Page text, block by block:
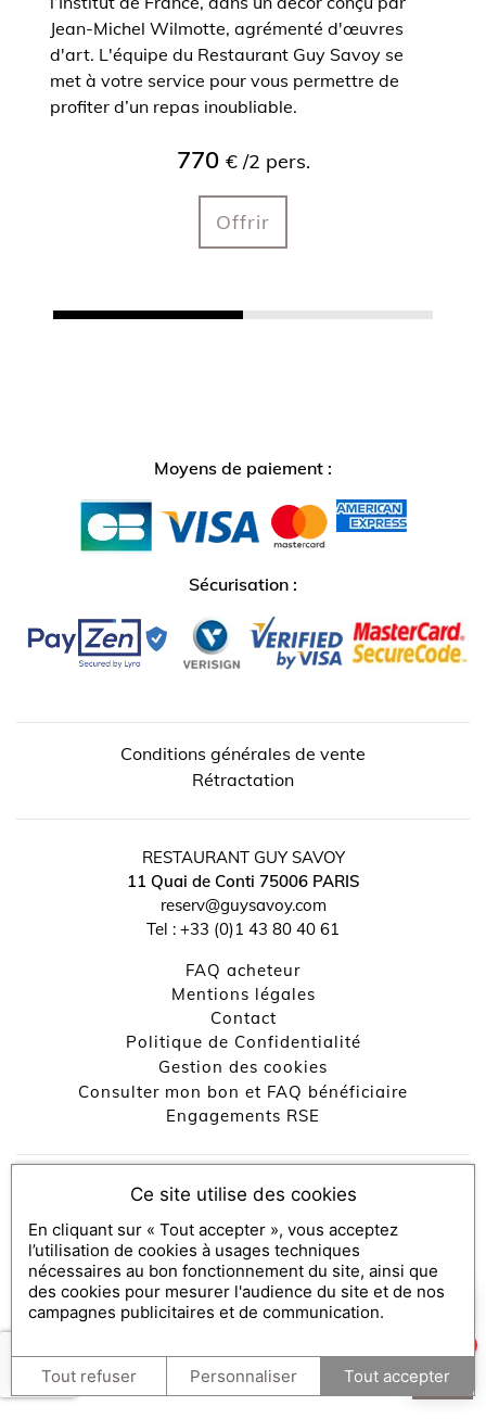
Jean-Michel Wilmotte, agrémenté d'œuvres
d'art. L'équipe du Restaurant Guy Savoy se
met à votre service pour vous permettre de
profiter d’un repas inoubliable.
770 € /2 pers.
Offrir
Moyens de paiement :
Sécurisation :
Conditions générales de vente
Rétractation
RESTAURANT GUY SAVOY
11 Quai de Conti 75006 PARIS
reserv@guysavoy.com
Tel : +33 (0)1 43 80 40 61
FAQ acheteur
Mentions légales
contact
Politique de Confidentialité
Gestion des cookies
Consulter mon bon et FAQ bénéficiaire
Engagements RSE
Console SecretBox ®, éditeur de la solution de chèques et
Partenaires médias :SecretBox
Comment puis-je vous aider ?
Ce site utilise des cookies
En cliquant sur « Tout accepter », vous acceptez
l’utilisation de cookies à usages techniques
nécessaires au bon fonctionnement du site, ainsi que
des cookies pour mesurer l'audience du site et de nos
campagnes publicitaires et de communication.
Tout refuser Personnaliser Tout accepter